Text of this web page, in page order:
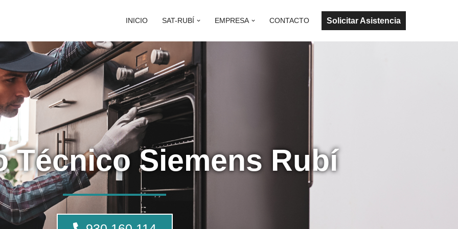
INICIO SAT-RUBÍ EMPRESA CONTACTO Solicitar Asistencia
Técnico Siemens Rubí